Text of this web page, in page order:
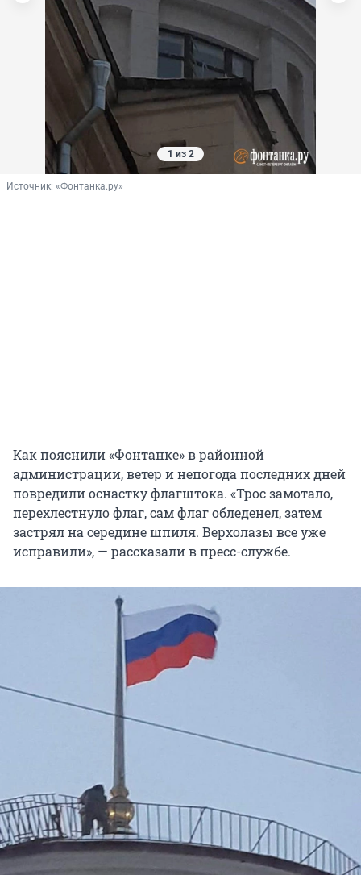
1 из 2
Источник: «Фонтанка.ру»
Как пояснили «Фонтанке» в районной
администрации, ветер и непогода последних дней
повредили оснастку флагштока. «Трос замотало,
перехлестнуло флаг, сам флаг обледенел, затем
застрял на середине шпиля. Верхолазы все уже
исправили», — рассказали в пресс-службе.